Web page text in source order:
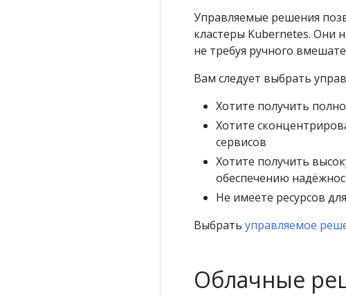
Управляемые решения
кластеры Kubernetes. Они
не требуя ручного
Вам следует выбрать
Хотите получить
Хотите
сервисов
Хотите получить
обеспечению
Не имеете ресурсов
Выбрать управляемое
Облачные